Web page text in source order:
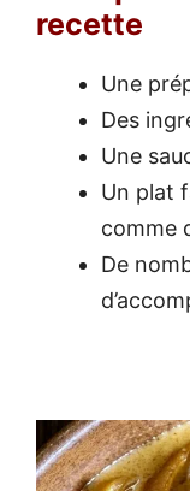
recette
Une
Des
Une
Un plat
comme
De